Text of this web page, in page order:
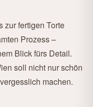
zur fertigen Torte
Prozess –
Blick fürs Detail.
soll nicht nur schön
machen.